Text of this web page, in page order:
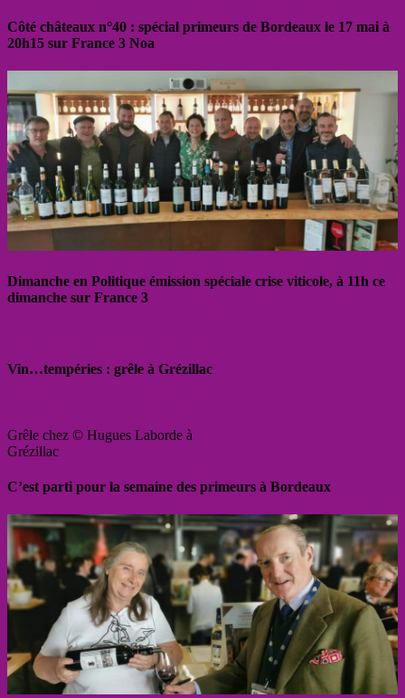
Côté châteaux n°40 : spécial primeurs de Bordeaux le 17 mai à
20h15 sur France 3 Noa
Dimanche en Politique émission spéciale crise viticole, à 11h ce
dimanche sur France 3
Vin…tempéries : grêle à Grézillac
Grêle chez © Hugues Laborde à
Grézillac
C’est parti pour la semaine des primeurs à Bordeaux